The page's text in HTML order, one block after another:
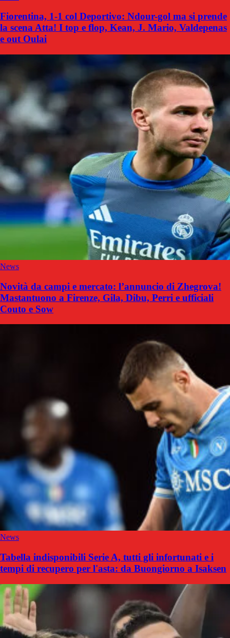
Fiorentina, 1-1 col Deportivo: Ndour-gol ma si prende
la scena Atta! I top e flop, Kean, J. Mario, Valdepenas
e out Oulai
News
Novità da campi e mercato: l’annuncio di Zhegrova!
Mastantuono a Firenze, Gila, Dibu, Perri e ufficiali
Couto e Sow
News
Tabella indisponibili Serie A, tutti gli infortunati e i
tempi di recupero per l'asta: da Buongiorno a Isaksen